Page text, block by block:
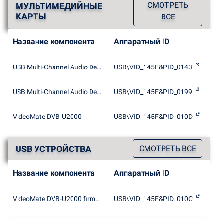
МУЛЬТИМЕДИЙНЫЕ
КАРТЫ
СМОТРЕТЬ
ВСЕ
Название компонента Аппаратный ID
USB Multi-Channel Audio Device USB\VID_145F&PID_0143
USB Multi-Channel Audio Device USB\VID_145F&PID_0199
VideoMate DVB-U2000 USB\VID_145F&PID_010D
USB УСТРОЙСТВА СМОТРЕТЬ ВСЕ
Название компонента Аппаратный ID
VideoMate DVB-U2000 firmware loader USB\VID_145F&PID_010C